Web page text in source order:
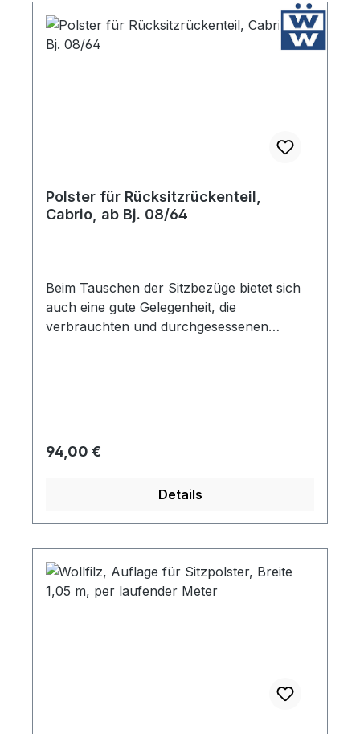
Polster für Rücksitzrückenteil,
Cabrio, ab Bj. 08/64
Beim Tauschen der Sitzbezüge bietet sich
auch eine gute Gelegenheit, die
verbrauchten und durchgesessenen
Regulärer Preis:
94,00 €
Details